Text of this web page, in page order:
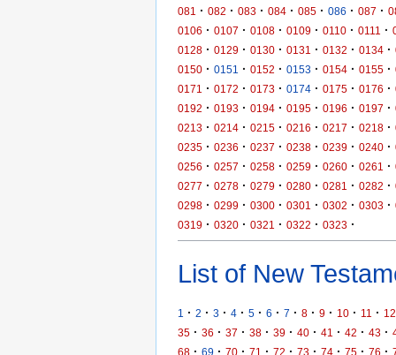
081
· 082 · 083 · 084 · 085 · 086 · 087 ·
0106 · 0107 · 0108 · 0109 · 0110 · 0111 ·
0128 · 0129 · 0130 · 0131 · 0132 · 0134 ·
0150 · 0151 · 0152 · 0153 · 0154 · 0155 ·
0171
· 0172 · 0173 · 0174 · 0175 · 0176 ·
0192 · 0193 · 0194 · 0195 · 0196 · 0197 ·
0213 · 0214 · 0215 · 0216 · 0217 · 0218 ·
0235 · 0236 · 0237 · 0238 · 0239 · 0240 ·
0256 · 0257 · 0258 · 0259 · 0260 · 0261 ·
0277 · 0278 · 0279 · 0280 · 0281 · 0282 ·
0298 · 0299 · 0300 · 0301 · 0302 · 0303 ·
0319 · 0320 · 0321 · 0322 · 0323 ·
List of New
1 · 2 · 3 · 4 · 5 · 6 · 7 · 8 · 9 · 10 · 11 · 12
35 · 36 · 37 · 38 · 39 · 40 · 41 · 42 · 43 ·
68 · 69 · 70 · 71 · 72 · 73 · 74 · 75 · 76 ·